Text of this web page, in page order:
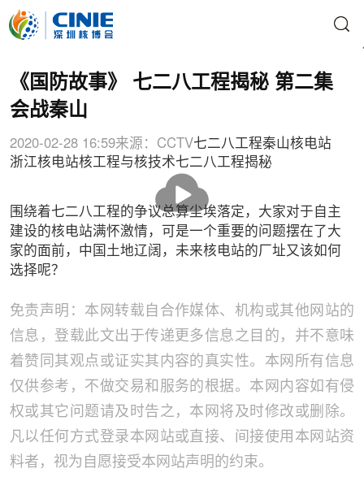
《国防故事》 七二八工程揭秘 第二集
会战秦山
2020-02-28 16:59来源：CCTV七二八工程秦山核电站
浙江核电站核工程与核技术七二八工程揭秘
放
围绕着七二八工程的争议总算尘埃落定，大家对于自主
建设的核电站满怀激情，可是一个重要的问题摆在了大
家的面前，中国土地辽阔，未来核电站的厂址又该如何
选择呢？
免责声明：本网转载自合作媒体、机构或其他网站的
信息，登载此文出于传递更多信息之目的，并不意味
着赞同其观点或证实其内容的真实性。本网所有信息
仅供参考，不做交易和服务的根据。本网内容如有侵
权或其它问题请及时告之，本网将及时修改或删除。
凡以任何方式登录本网站或直接、间接使用本网站资
料者，视为自愿接受本网站声明的约束。